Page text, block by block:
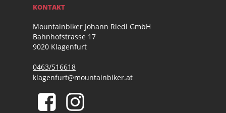
KONTAKT
Mountainbiker Johann Riedl GmbH
Bahnhofstrasse 17
9020 Klagenfurt
0463/516618
klagenfurt@mountainbiker.at